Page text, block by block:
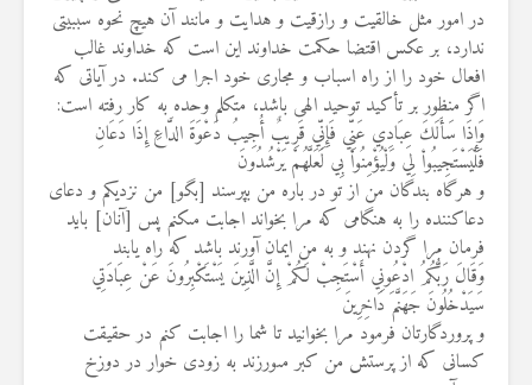
در امور مثل خالقیت ‏و رازقیت و هدایت و مانند آن هیچ نحوه سببیتی
ندارد، بر عکس اقتضا حکمت خداوند این ‏است که خداوند غالب
افعال خود را از راه اسباب و مجاری خود اجرا می کند. در آیاتی که
‏اگر منظور بر تأکید توحید الهی باشد، متکلم وحده به کار رفته است:‏
وَإِذَا سَأَلَكَ عِبَادِي عَنِّي فَإِنِّي قَرِيبٌ أُجِيبُ دَعْوَةَ الدَّاعِ إِذَا دَعَانِ
فَلْيَسْتَجِيبُواْ لِي وَلْيُؤْمِنُواْ بِي ‏لَعَلَّهُمْ يَرْشُدُونَ
و هرگاه بندگان من از تو در باره من بپرسند [بگو] من نزديكم و دعاى
دعاكننده را به ‏هنگامى كه مرا بخواند اجابت مى‏كنم پس [آنان] بايد
فرمان مرا گردن نهند و به من ايمان ‏آورند باشد كه راه يابند ‏
وَقَالَ رَبُّكُمُ ادْعُونِي أَسْتَجِبْ لَكُمْ إِنَّ الَّذِينَ يَسْتَكْبِرُونَ عَنْ عِبَادَتِي
سَيَدْخُلُونَ جَهَنَّمَ دَاخِرِينَ
و پروردگارتان فرمود مرا بخوانيد تا شما را اجابت كنم در حقيقت
كسانى كه از پرستش من ‏كبر مى‏ورزند به زودى خوار در دوزخ
حکم
دیوار، ارتباطی با علم غیبِ
آینده داشت؟
8 جولای 2026
23 نمایش ها
منظور از «وَفق» و حکم
ساختن یا درخواست آن
15 نمایش ها